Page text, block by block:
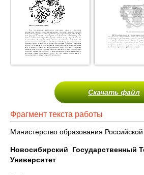
Скачать файл
Фрагмент текста работы
Министерство образования
Новосибирский Государственный
Университет